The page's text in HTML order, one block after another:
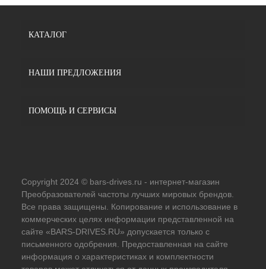
КАТАЛОГ
НАШИ ПРЕДЛОЖЕНИЯ
ПОМОЩЬ И СЕРВИСЫ
Copyright 2024 © bars-drives.ru - интернет-магазин
Преобразователей частоты лучших мировых брендов.
Все права защищены. Копирование и использование в
коммерческих целях информации представленной на
сайте «BARS-DRIVES.RU» допускается только с
письменного одобрения. Предоставленная на сайте
информация о характеристиках и комплектности